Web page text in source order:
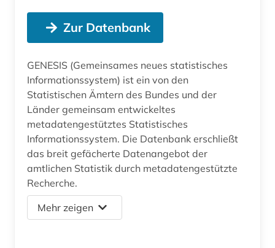
Zur Datenbank
GENESIS (Gemeinsames neues statistisches
Informationssystem) ist ein von den
Statistischen Ämtern des Bundes und der
Länder gemeinsam entwickeltes
metadatengestütztes Statistisches
Informationssystem. Die Datenbank erschließt
das breit gefächerte Datenangebot der
amtlichen Statistik durch metadatengestützte
Recherche.
Mehr zeigen